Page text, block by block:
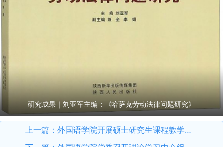
研究成果｜刘亚军主编：《哈萨克劳动法律问题研究》
上一篇： 外国语学院开展硕士研究生课程教学观摩活动